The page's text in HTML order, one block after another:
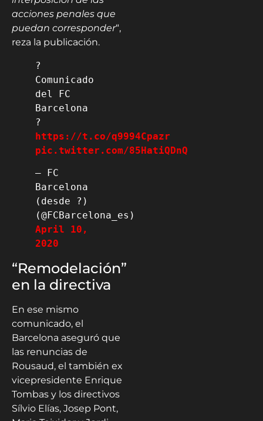
acciones penales que
puedan corresponder“,
reza la publicación.
?
Comunicado
del FC
Barcelona
https://t.co/q9994Cpazr
pic.twitter.com/85HatiQDnQ
— FC
Barcelona
(desde ?)
April 10,
2020
“Remodelación”
en la directiva
En ese mismo
comunicado, el
Barcelona aseguró que
las renuncias de
Rousaud, el también ex
vicepresidente Enrique
Tombas y los directivos
Sílvio Elías, Josep Pont,